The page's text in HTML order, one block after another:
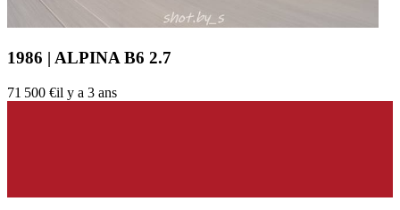
1986 | ALPINA B6 2.7
71 500 €il y a 3 ans